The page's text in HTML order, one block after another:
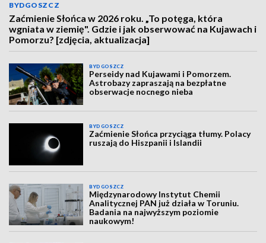
BYDGOSZCZ
Zaćmienie Słońca w 2026 roku. „To potęga, która
wgniata w ziemię". Gdzie i jak obserwować na Kujawach i
Pomorzu? [zdjęcia, aktualizacja]
BYDGOSZCZ
Perseidy nad Kujawami i Pomorzem.
Astrobazy zapraszają na bezpłatne
obserwacje nocnego nieba
BYDGOSZCZ
Zaćmienie Słońca przyciąga tłumy. Polacy
ruszają do Hiszpanii i Islandii
BYDGOSZCZ
Międzynarodowy Instytut Chemii
Analitycznej PAN już działa w Toruniu.
Badania na najwyższym poziomie
naukowym!